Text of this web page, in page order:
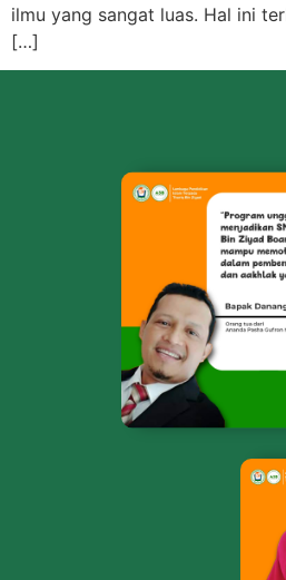
ilmu yang sangat luas. Hal ini
[…]